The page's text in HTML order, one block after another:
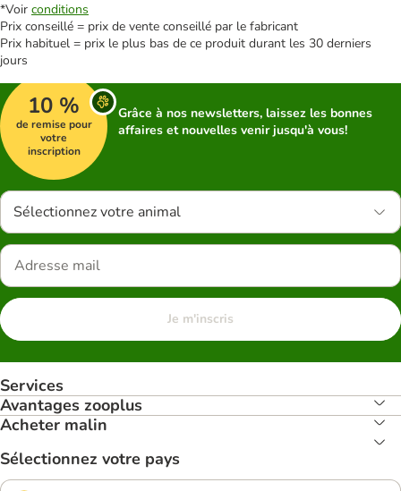
*Voir conditions
Prix conseillé = prix de vente conseillé par le fabricant
Prix habituel = prix le plus bas de ce produit durant les 30 derniers
jours
10 %
de remise pour
votre
inscription
Grâce à nos newsletters, laissez les bonnes
affaires et nouvelles venir jusqu'à vous!
Sélectionnez votre animal
Je m'inscris
Services
Avantages zooplus
Acheter malin
Sélectionnez votre pays